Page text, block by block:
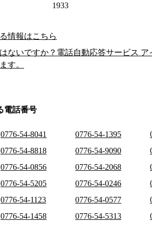
1933
情報はこちら
ないですか？電話自動応答サービス
す。
電話番号
0776-54-8041 0776-54-1395
0776-54-8818 0776-54-9090
0776-54-0856 0776-54-2068
0776-54-5205 0776-54-0246
0776-54-1123 0776-54-0577
0776-54-1458 0776-54-5313